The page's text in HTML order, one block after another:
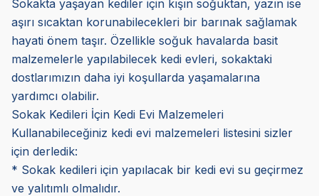
Sokakta yaşayan kediler için kışın soğuktan, yazın ise
aşırı sıcaktan korunabilecekleri bir barınak sağlamak
hayati önem taşır. Özellikle soğuk havalarda basit
malzemelerle yapılabilecek kedi evleri, sokaktaki
dostlarımızın daha iyi koşullarda yaşamalarına
yardımcı olabilir.
Sokak Kedileri İçin Kedi Evi Malzemeleri
Kullanabileceğiniz kedi evi malzemeleri listesini sizler
için derledik:
* Sokak kedileri için yapılacak bir kedi evi su geçirmez
ve yalıtımlı olmalıdır.